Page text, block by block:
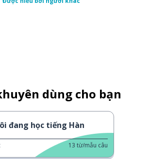
dùng cho bạn
đang học tiếng Hàn
13 từ/mẫu câu